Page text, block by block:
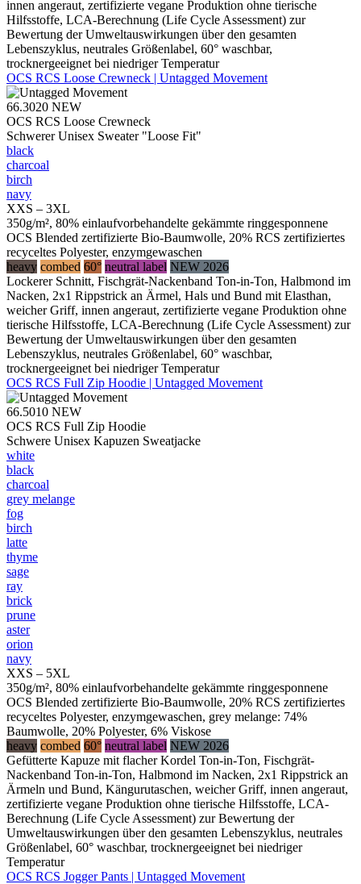
innen angeraut, zertifizierte vegane Produktion ohne tierische
Hilfsstoffe, LCA-Berechnung (Life Cycle Assessment) zur
Bewertung der Umweltauswirkungen über den gesamten
Lebenszyklus, neutrales Größenlabel, 60° waschbar,
trocknergeeignet bei niedriger Temperatur
OCS RCS Loose Crewneck | Untagged Movement
66.3020 NEW
OCS RCS Loose Crewneck
Schwerer Unisex Sweater "Loose Fit"
black
charcoal
birch
navy
XXS – 3XL
350g/m², 80% einlaufvorbehandelte gekämmte ringgesponnene
OCS Blended zertifizierte Bio-Baumwolle, 20% RCS zertifiziertes
recyceltes Polyester, enzymgewaschen
heavy combed 60° neutral label NEW 2026
Lockerer Schnitt, Fischgrät-Nackenband Ton-in-Ton, Halbmond im
Nacken, 2x1 Rippstrick an Ärmel, Hals und Bund mit Elasthan,
weicher Griff, innen angeraut, zertifizierte vegane Produktion ohne
tierische Hilfsstoffe, LCA-Berechnung (Life Cycle Assessment) zur
Bewertung der Umweltauswirkungen über den gesamten
Lebenszyklus, neutrales Größenlabel, 60° waschbar,
trocknergeeignet bei niedriger Temperatur
OCS RCS Full Zip Hoodie | Untagged Movement
66.5010 NEW
OCS RCS Full Zip Hoodie
Schwere Unisex Kapuzen Sweatjacke
white
black
charcoal
grey melange
fog
birch
latte
thyme
sage
ray
brick
prune
aster
orion
navy
XXS – 5XL
350g/m², 80% einlaufvorbehandelte gekämmte ringgesponnene
OCS Blended zertifizierte Bio-Baumwolle, 20% RCS zertifiziertes
recyceltes Polyester, enzymgewaschen, grey melange: 74%
Baumwolle, 20% Polyester, 6% Viskose
heavy combed 60° neutral label NEW 2026
Gefütterte Kapuze mit flacher Kordel Ton-in-Ton, Fischgrät-
Nackenband Ton-in-Ton, Halbmond im Nacken, 2x1 Rippstrick an
Ärmeln und Bund, Kängurutaschen, weicher Griff, innen angeraut,
zertifizierte vegane Produktion ohne tierische Hilfsstoffe, LCA-
Berechnung (Life Cycle Assessment) zur Bewertung der
Umweltauswirkungen über den gesamten Lebenszyklus, neutrales
Größenlabel, 60° waschbar, trocknergeeignet bei niedriger
Temperatur
OCS RCS Jogger Pants | Untagged Movement